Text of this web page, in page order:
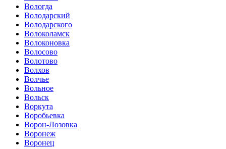
Вологда
Володарский
Володарского
Волоколамск
Волоконовка
Волосово
Волотово
Волхов
Волчье
Вольное
Вольск
Воркута
Воробьевка
Ворон-Лозовка
Воронеж
Воронец